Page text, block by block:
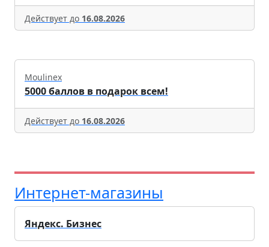
Действует до 16.08.2026
Moulinex
5000 баллов в подарок всем!
Действует до 16.08.2026
Интернет-магазины
Яндекс. Бизнес